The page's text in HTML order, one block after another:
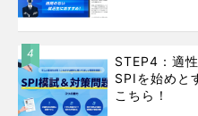
4
STEP4：適
SPIを始めと
こちら！